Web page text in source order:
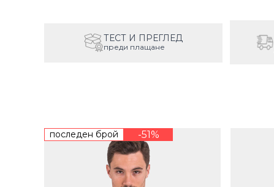
ТЕСТ И ПРЕГЛЕД
преди плащане
последен брой -51%